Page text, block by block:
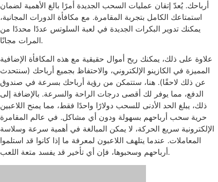
أرباحك. يُعدّ إتقان عمليات السحب الجديدة أمرًا بالغ الأهمية لضمان
استمتاعك الكامل بتجربة المقامرة. مع مكافأة الدورات المجانية،
يمكنك تدوير البكرات الجديدة في لعبة السلوتس عددًا محددًا من
المرات مجانًا.
علاوة على ذلك، يمكنك ربح أموال حقيقية مع هذه المكافأة الإضافية
المميزة في الكازينو الإلكتروني، والاحتفاظ بجميع أرباحك (سنتحدث
عن ذلك لاحقًا). هنا، ستتمكن من رؤية أرباحك بسرعة في صندوق
الدفع، مما يوفر لك أقصى درجات الراحة والسرعة. بالإضافة إلى
ذلك، يبلغ الحد الأدنى للسحب دولارًا واحدًا فقط، مما يمنح اللاعبين
حرية سحب أرباحهم بسهولة ودون أي مشاكل. في عالم المقامرة
الإلكترونية سريع الحركة، لا يمكن المبالغة في أهمية سرعة وسلاسة
المعاملات. عندما يتلهف اللاعبون لمعرفة ما إذا كانوا قد استلموا
أرباحهم وسحبوها، فإن أي تأخير قد يفسد متعة اللعب.